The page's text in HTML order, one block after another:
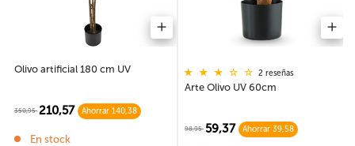
Olivo artificial 180 cm UV
350,95 210,57 Ahorrar 140,38
En stock
2 reseñas
Arte Olivo UV 60cm
98,95 59,37 Ahorrar 39,58